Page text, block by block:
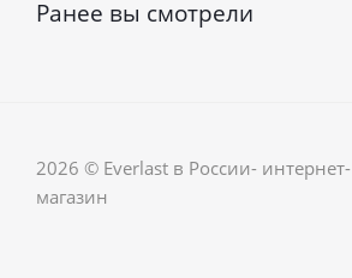
Ранее вы смотрели
2026 © Everlast в России- интернет-
магазин